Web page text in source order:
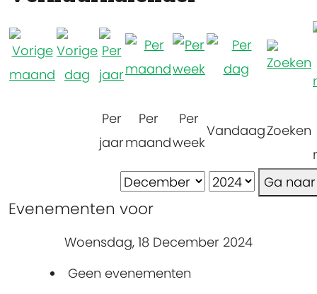
Per
jaar
Per
maand
Per
week
VandaagZoeken
Ga
Evenementen voor
Woensdag, 18 December 2024
Geen evenementen